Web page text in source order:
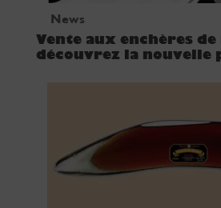
News
Vente aux enchères
découvrez la nouvelle